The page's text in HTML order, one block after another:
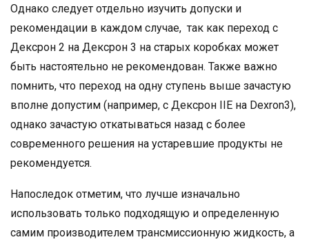
Однако следует отдельно изучить допуски и
рекомендации в каждом случае, так как переход с
Дексрон 2 на Дексрон 3 на старых коробках может
быть настоятельно не рекомендован. Также важно
помнить, что переход на одну ступень выше зачастую
вполне допустим (например, с Дексрон IIE на Dexron3),
однако зачастую откатываться назад с более
современного решения на устаревшие продукты не
рекомендуется.
Напоследок отметим, что лучше изначально
использовать только подходящую и определенную
самим производителем трансмиссионную жидкость, а